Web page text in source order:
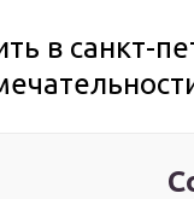
в санкт-